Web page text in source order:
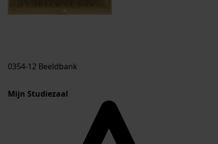
0354-12 Beeldbank
Mijn Studiezaal